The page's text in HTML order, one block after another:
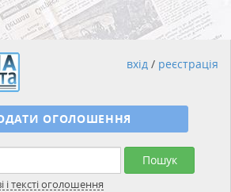
Пошук
і тексті оголошення
ОГОЛОШЕННЯ
вхід / реєстрація